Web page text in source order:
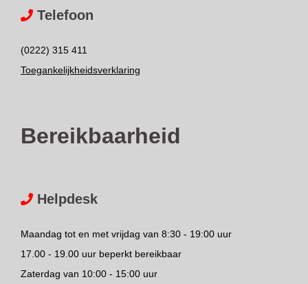
Telefoon
(0222) 315 411
Toegankelijkheidsverklaring
Bereikbaarheid
Helpdesk
Maandag tot en met vrijdag van 8:30 - 19:00 uur
17.00 - 19.00 uur beperkt bereikbaar
Zaterdag van 10:00 - 15:00 uur